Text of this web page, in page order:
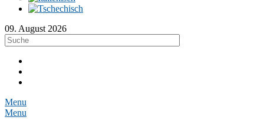
09. August 2026
Menu
Menu